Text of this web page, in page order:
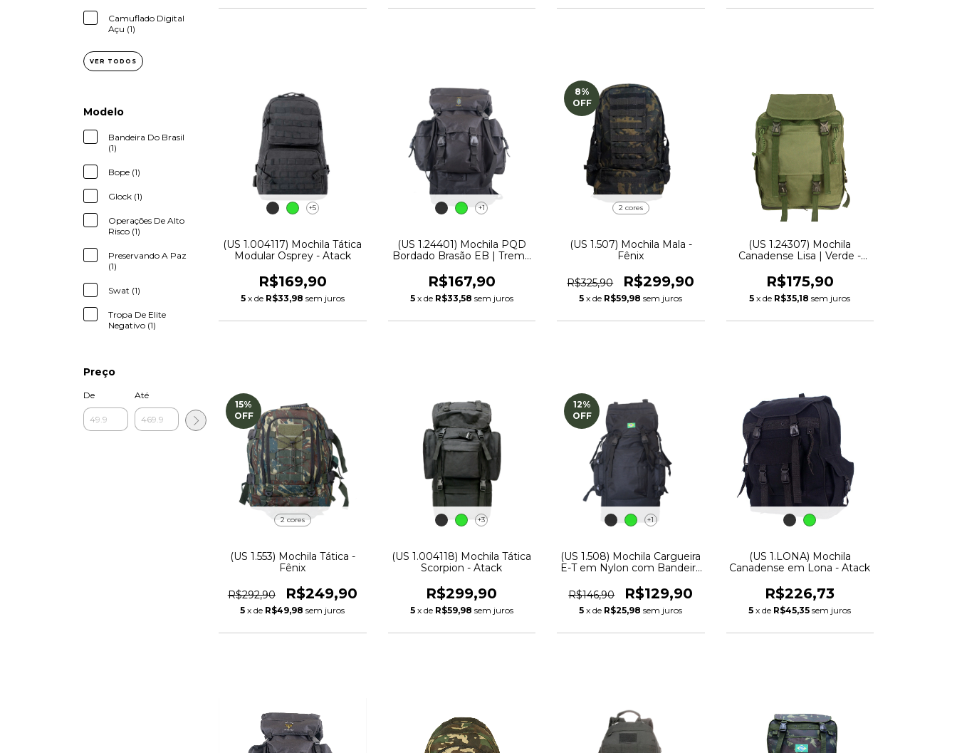
Camuflado Digital
Açu (1)
VER TODOS
Modelo
Bandeira Do Brasil
(1)
Bope (1)
Glock (1)
Operações De Alto
Risco (1)
Preservando A Paz
(1)
Swat (1)
Tropa De Elite
Negativo (1)
Preço
De Até
+5
(US 1.004117) Mochila Tática
Modular Osprey - Atack
R$169,90
5 x de R$33,98 sem juros
+1
(US 1.24401) Mochila PQD
Bordado Brasão EB | Treme
R$167,90
5 x de R$33,58 sem juros
8%
OFF
2 cores
(US 1.507) Mochila Mala -
Fênix
R$325,90 R$299,90
5 x de R$59,98 sem juros
(US 1.24307) Mochila
Canadense Lisa | Verde -
R$175,90
5 x de R$35,18 sem juros
15%
OFF
2 cores
(US 1.553) Mochila Tática -
Fênix
R$292,90 R$249,90
5 x de R$49,98 sem juros
+3
(US 1.004118) Mochila Tática
Scorpion - Atack
R$299,90
5 x de R$59,98 sem juros
12%
OFF
+1
(US 1.508) Mochila Cargueira
E-T em Nylon com Bandeira
R$146,90
R$129,90
5 x de R$25,98 sem juros
(US 1.LONA) Mochila
Canadense em Lona - Atack
R$226,73
5 x de R$45,35 sem juros